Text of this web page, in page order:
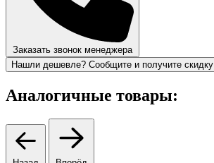
Заказать звонок менеджера
Нашли дешевле? Сообщите и получите скидку
Аналогичные товары: